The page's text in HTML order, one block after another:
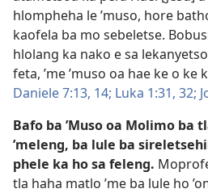
hlompheha le ’muso, hore
kaofela ba mo sebeletse.
hlolang ka nako e sa
feta, ’me ’muso oa hae ke o
Daniele 7:13, 14; Luka 1:31, 32;
Bafo ba ’Muso oa Molimo ba
’meleng, ba lule ba
phele ka ho sa feleng.
tla haha matlo ’me ba lule ho